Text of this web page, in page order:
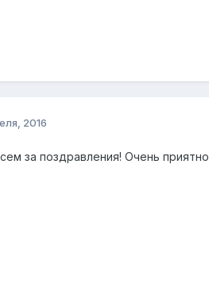
2016
за поздравления! Очень приятно